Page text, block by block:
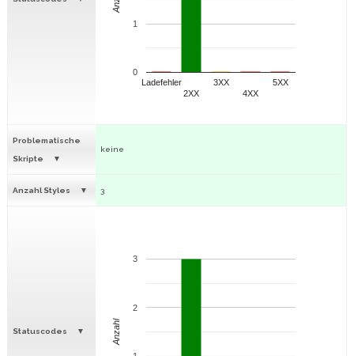
Ladefehler
2XX
3XX
4XX
5XX
0
1
Problematische
Skripte
keine
Anzahl Styles 3
Statuscodes
2
3
Anzahl